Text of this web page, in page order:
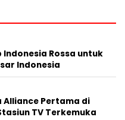
Indonesia Rossa untuk
Indonesia
Alliance Pertama di
TV Terkemuka